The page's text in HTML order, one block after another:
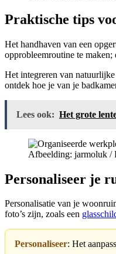
Praktische tips
Het handhaven van een
opprobleemroutine te
Het integreren van
ontdek hoe je van je
Lees ook: Het grote
Afbeelding: jarmoluk /
Personaliseer je
Personalisatie van je
foto’s zijn, zoals een
Personaliseer: Het